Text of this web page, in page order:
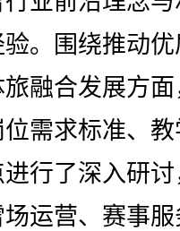
。围绕推动
融合发展方
需求标准、
行了深入研
运营、赛事